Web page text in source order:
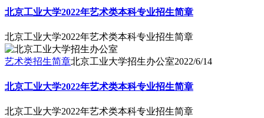
北京工业大学2022年艺术类本科专业招生简章
北京工业大学2022年艺术类本科专业招生简章
艺术类招生简章北京工业大学招生办公室2022/6/14
北京工业大学2022年艺术类本科专业招生简章
北京工业大学2022年艺术类本科专业招生简章